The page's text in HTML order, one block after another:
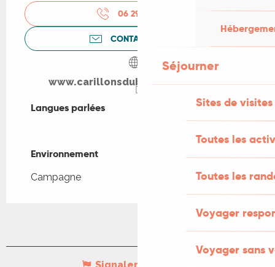
Séjourner
Sites de visites
Toutes les
Toutes les
Voyager
Voyager sans
06 29 61 98
CONTACTEZ-NOUS
www.carillonsduboisdelorme.com
Langues parlées
Langues parlées
Environnement
Environnement
Campagne